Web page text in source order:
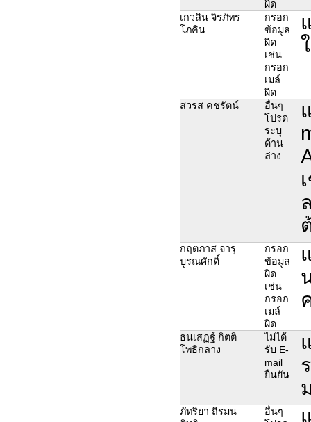
ผิด
เกวลิน จิรภัทร
โภคิน
กรอก
ข้อมูล
ผิด
เช่น
กรอก
เมล์
ผิด
สวรส คชรัตน์
อื่นๆ
โปรด
ระบุ
ด้าน
ล่าง
กฤตภาส จารุ
บูรณศักดิ์
กรอก
ข้อมูล
ผิด
เช่น
กรอก
เมล์
ผิด
ธนเสฏฐ์ กิตติ
โพธิกลาง
ไม่ได้
รับ E-
mail
ยืนยัน
ภัทริยา ถิรมน
อื่นๆ